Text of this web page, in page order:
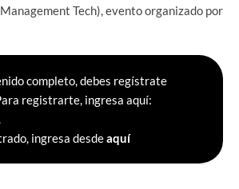
Tech), evento organizado por
completo, debes regístrate
registrarte, ingresa aquí:
ingresa desdeaquí